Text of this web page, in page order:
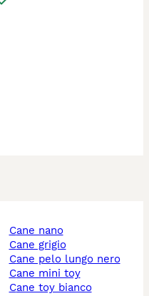
cane nano
cane grigio
cane pelo lungo nero
cane mini toy
cane toy bianco